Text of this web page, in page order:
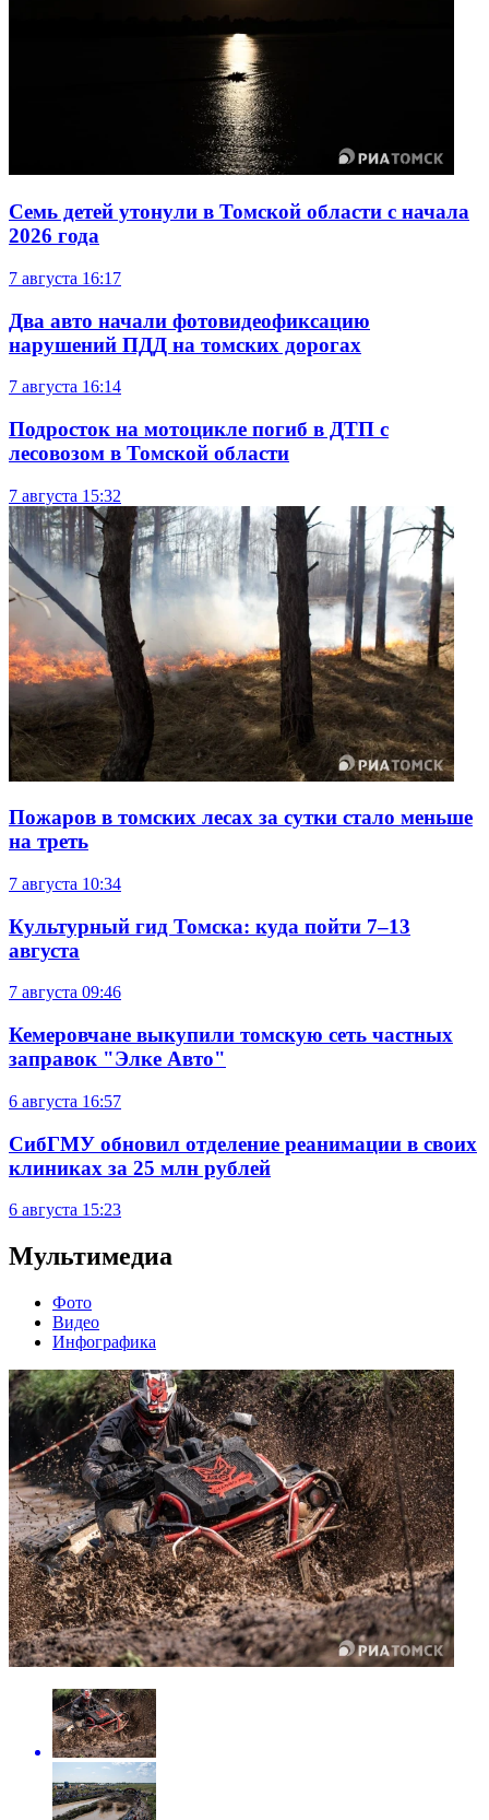
Семь детей утонули в Томской области с начала
2026 года
7 августа 16:17
Два авто начали фотовидеофиксацию
нарушений ПДД на томских дорогах
7 августа 16:14
Подросток на мотоцикле погиб в ДТП с
лесовозом в Томской области
7 августа 15:32
Пожаров в томских лесах за сутки стало меньше
на треть
7 августа 10:34
Культурный гид Томска: куда пойти 7–13
августа
7 августа 09:46
Кемеровчане выкупили томскую сеть частных
заправок "Элке Авто"
6 августа 16:57
СибГМУ обновил отделение реанимации в своих
клиниках за 25 млн рублей
6 августа 15:23
Мультимедиа
Фото
Видео
Инфографика